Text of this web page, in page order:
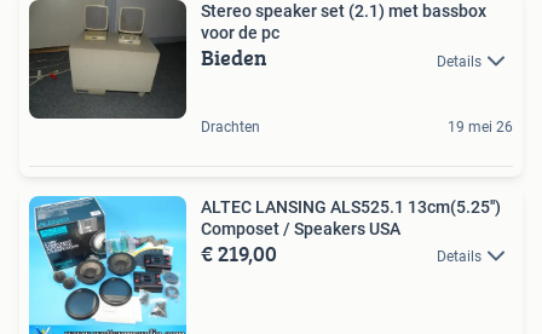
Stereo speaker set (2.1) met bassbox
voor de pc
Bieden Details
Drachten 19 mei 26
ALTEC LANSING ALS525.1 13cm(5.25'')
Composet / Speakers USA
€ 219,00 Details